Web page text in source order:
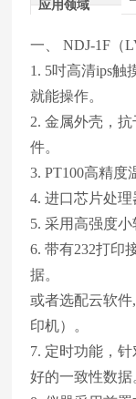
应用领域
一、 NDJ-1F（
1. 5吋高清ips触
就能操作。
2. 金属外壳，
件。
3. PT100高精度
4. 进口芯片处理
5. 采用高强度小
6. 带有232打印
据。
或者选配云软
印机）。
7. 定时功能，
好的一致性数据